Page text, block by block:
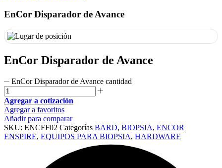
EnCor Disparador de Avance
EnCor Disparador de Avance
EnCor Disparador de Avance cantidad
Agregar a cotización
Agregar a favoritos
Añadir para comparar
SKU: ENCFF02 Categorías BARD, BIOPSIA, ENCOR
ENSPIRE, EQUIPOS PARA BIOPSIA, HARDWARE